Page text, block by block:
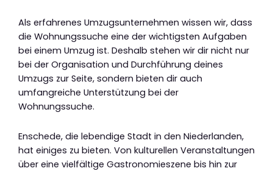
Als erfahrenes Umzugsunternehmen wissen wir, dass
die Wohnungssuche eine der wichtigsten Aufgaben
bei einem Umzug ist. Deshalb stehen wir dir nicht nur
bei der Organisation und Durchführung deines
Umzugs zur Seite, sondern bieten dir auch
umfangreiche Unterstützung bei der
Wohnungssuche.
Enschede, die lebendige Stadt in den Niederlanden,
hat einiges zu bieten. Von kulturellen Veranstaltungen
über eine vielfältige Gastronomieszene bis hin zur